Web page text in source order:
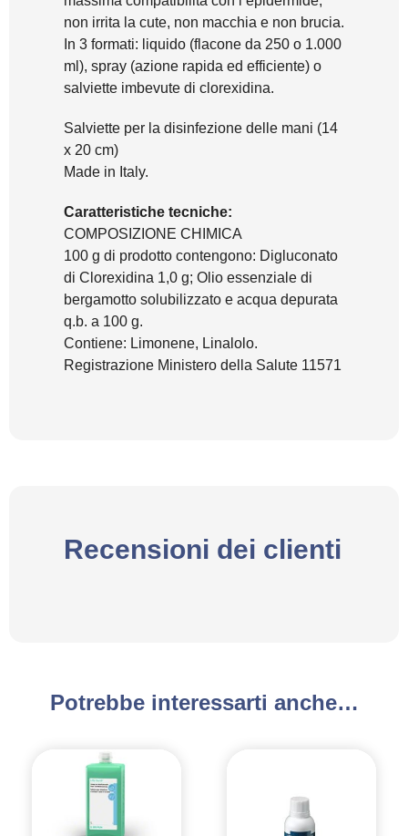
non irrita la cute, non macchia e non brucia.
In 3 formati: liquido (flacone da 250 o 1.000
ml), spray (azione rapida ed efficiente) o
salviette imbevute di clorexidina.
Salviette per la disinfezione delle mani (14
x 20 cm)
Made in Italy.
Caratteristiche tecniche:
COMPOSIZIONE CHIMICA
100 g di prodotto contengono: Digluconato
di Clorexidina 1,0 g; Olio essenziale di
bergamotto solubilizzato e acqua depurata
q.b. a 100 g.
Contiene: Limonene, Linalolo.
Registrazione Ministero della Salute 11571
Recensioni dei clienti
Potrebbe interessarti anche…